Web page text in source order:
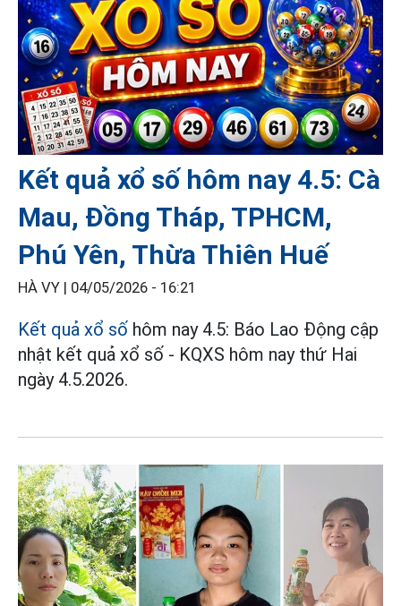
Kết quả xổ số hôm nay 4.5: Cà
Mau, Đồng Tháp, TPHCM,
Phú Yên, Thừa Thiên Huế
HÀ VY | 04/05/2026 - 16:21
Kết quả xổ số hôm nay 4.5: Báo Lao Động cập
nhật kết quả xổ số - KQXS hôm nay thứ Hai
ngày 4.5.2026.